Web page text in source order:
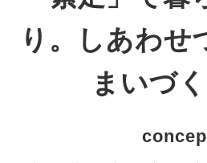
り。しあわせ
まいづく